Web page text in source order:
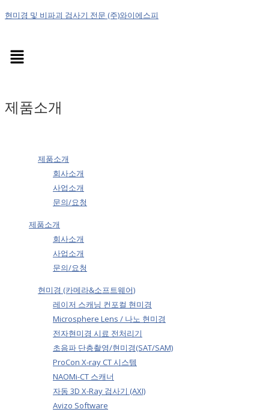
현미경 및 비파괴 검사기 전문 (주)와이에스피
Menu
제품소개
제품소개
회사소개
사업소개
문의/요청
제품소개
회사소개
사업소개
문의/요청
현미경 (카메라&소프트웨어)
레이저 스캐닝 컨포컬 현미경
Microsphere Lens / 나노 현미경
전자현미경 시료 전처리기
초음파 단층촬영/현미경(SAT/SAM)
ProCon X-ray CT 시스템
NAOMi-CT 스캐너
자동 3D X-Ray 검사기 (AXI)
Avizo Software